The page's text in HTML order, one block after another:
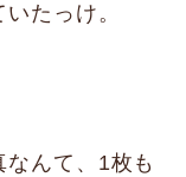
たっけ。
んて、1枚も